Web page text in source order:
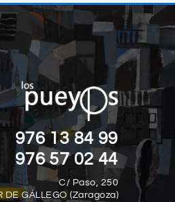
LA MAYOR
DE TODAS.“
Nick Vujicic
976 13 84 99
976 57 02 44
C/ Paso, 250
DE GÁLLEGO (Zaragoza)